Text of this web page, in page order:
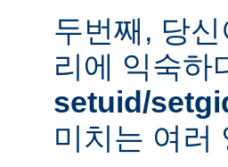
두번째, 당
리에 익숙하
setuid/
미치는 여러